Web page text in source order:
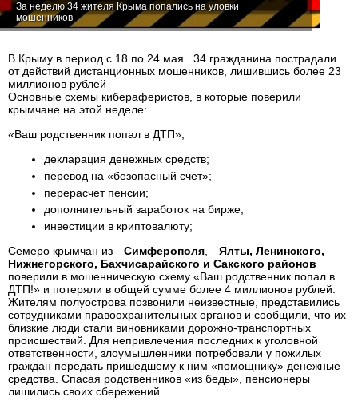
За неделю 34 жителя Крыма попались на уловки
мошенников
В Крыму в период с 18 по 24 мая 34 гражданина пострадали
от действий дистанционных мошенников, лишившись более 23
миллионов рублей
Основные схемы кибераферистов, в которые поверили
крымчане на этой неделе:
«Ваш родственник попал в ДТП»;
декларация денежных средств;
перевод на «безопасный счет»;
перерасчет пенсии;
дополнительный заработок на бирже;
инвестиции в криптовалюту;
Семеро крымчан из
Симферополя
Ялты, Ленинского,
Нижнегорского, Бахчисарайского и Сакского районов
поверили в мошенническую схему «Ваш родственник попал в
ДТП!» и потеряли в общей сумме более 4 миллионов рублей.
Жителям полуострова позвонили неизвестные, представились
сотрудниками правоохранительных органов и сообщили, что их
близкие люди стали виновниками дорожно-транспортных
происшествий. Для непривлечения последних к уголовной
ответственности, злоумышленники потребовали у пожилых
граждан передать пришедшему к ним «помощнику» денежные
средства. Спасая родственников «из беды», пенсионеры
лишились своих сбережений.